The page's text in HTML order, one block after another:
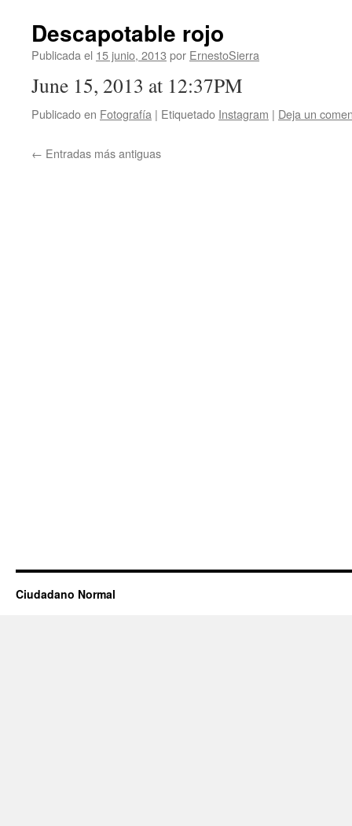
Descapotable rojo
Publicada el 15 junio, 2013 por ErnestoSierra
June 15, 2013 at 12:37PM
Publicado en Fotografía | Etiquetado Instagram | Deja un
← Entradas más antiguas
Ciudadano Normal